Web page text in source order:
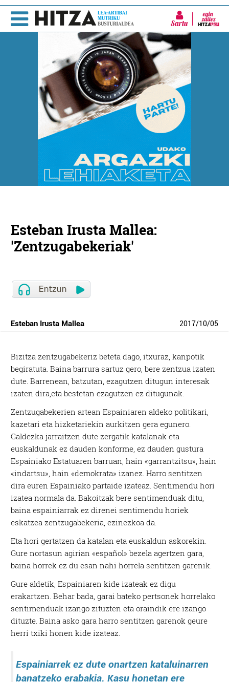
Sartu
Esteban Irusta Mallea:
'Zentzugabekeriak'
Esteban Irusta Mallea 2017/10/05
Bizitza zentzugabekeriz beteta dago, itxuraz, kanpotik
begiratuta. Baina barrura sartuz gero, bere zentzua izaten
dute. Barrenean, batzutan, ezagutzen ditugun interesak
izaten dira,eta bestetan ezagutzen ez ditugunak.
Zentzugabekerien artean Espainiaren aldeko politikari,
kazetari eta hizketariekin aurkitzen gera egunero.
Galdezka jarraitzen dute zergatik katalanak eta
euskaldunak ez dauden konforme, ez dauden gustura
Espainiako Estatuaren barruan, hain «garrantzitsu», hain
«indartsu», hain «demokrata» izanez. Harro sentitzen
dira euren Espainiako partaide izateaz. Sentimendu hori
izatea normala da. Bakoitzak bere sentimenduak ditu,
baina espainiarrak ez direnei sentimendu horiek
eskatzea zentzugabekeria, ezinezkoa da.
Eta hori gertatzen da katalan eta euskaldun askorekin.
Gure nortasun agirian «español» bezela agertzen gara,
baina horrek ez du esan nahi horrela sentitzen garenik.
Gure aldetik, Espainiaren kide izateak ez digu
erakartzen. Behar bada, garai bateko pertsonek horrelako
sentimenduak izango zituzten eta oraindik ere izango
dituzte. Baina asko gara harro sentitzen garenok geure
herri txiki honen kide izateaz.
Espainiarrek ez dute onartzen kataluinarren
banatzeko erabakia. Kasu honetan ere